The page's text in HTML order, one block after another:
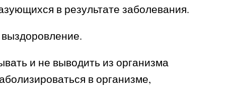
в результате заболевания.
и не выводить из организма
в организме,